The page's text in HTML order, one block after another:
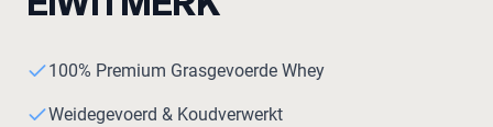
”Vegan protein“
PROTEIN POWDERS Best Seller
100% Premium Grasgevoerde Whey
Weidegevoerd & Koudverwerkt